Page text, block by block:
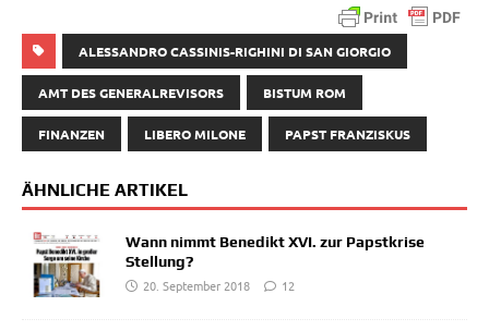
ALESSANDRO CASSINIS-RIGHINI DI SAN GIORGIO
AMT DES GENERALREVISORS BISTUM ROM
FINANZEN LIBERO MILONE PAPST FRANZISKUS
ÄHNLICHE ARTIKEL
Wann nimmt Benedikt XVI. zur Papstkrise
Stellung?
20. September 2018
12